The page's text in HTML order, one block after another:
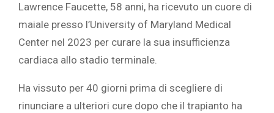
Lawrence Faucette, 58 anni, ha ricevuto un cuore di
maiale presso l’University of Maryland Medical
Center nel 2023 per curare la sua insufficienza
cardiaca allo stadio terminale.
Ha vissuto per 40 giorni prima di scegliere di
rinunciare a ulteriori cure dopo che il trapianto ha